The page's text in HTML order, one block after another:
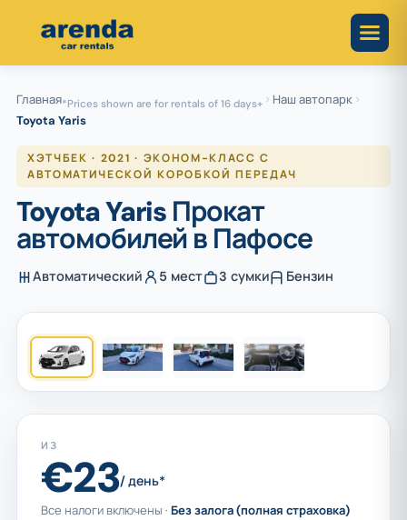
Главная*Prices shown are for rentals of 16 days+
Наш автопарк
Toyota Yaris
ХЭТЧБЕК · 2021 · ЭКОНОМ-КЛАСС С
АВТОМАТИЧЕСКОЙ КОРОБКОЙ ПЕРЕДАЧ
Toyota Yaris Прокат
автомобилей в Пафосе
Автоматический 5 мест 3 сумки Бензин
ИЗ
€23/ день*
Все налоги включены · Без залога (полная страховка)